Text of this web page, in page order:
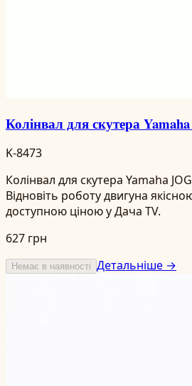
Колінвал для скутера
K-8473
Колінвал для скутера Yamaha JOG
Відновіть роботу двигуна
доступною ціною у Дача TV.
627 грн
Немає в наявності Детальніше →